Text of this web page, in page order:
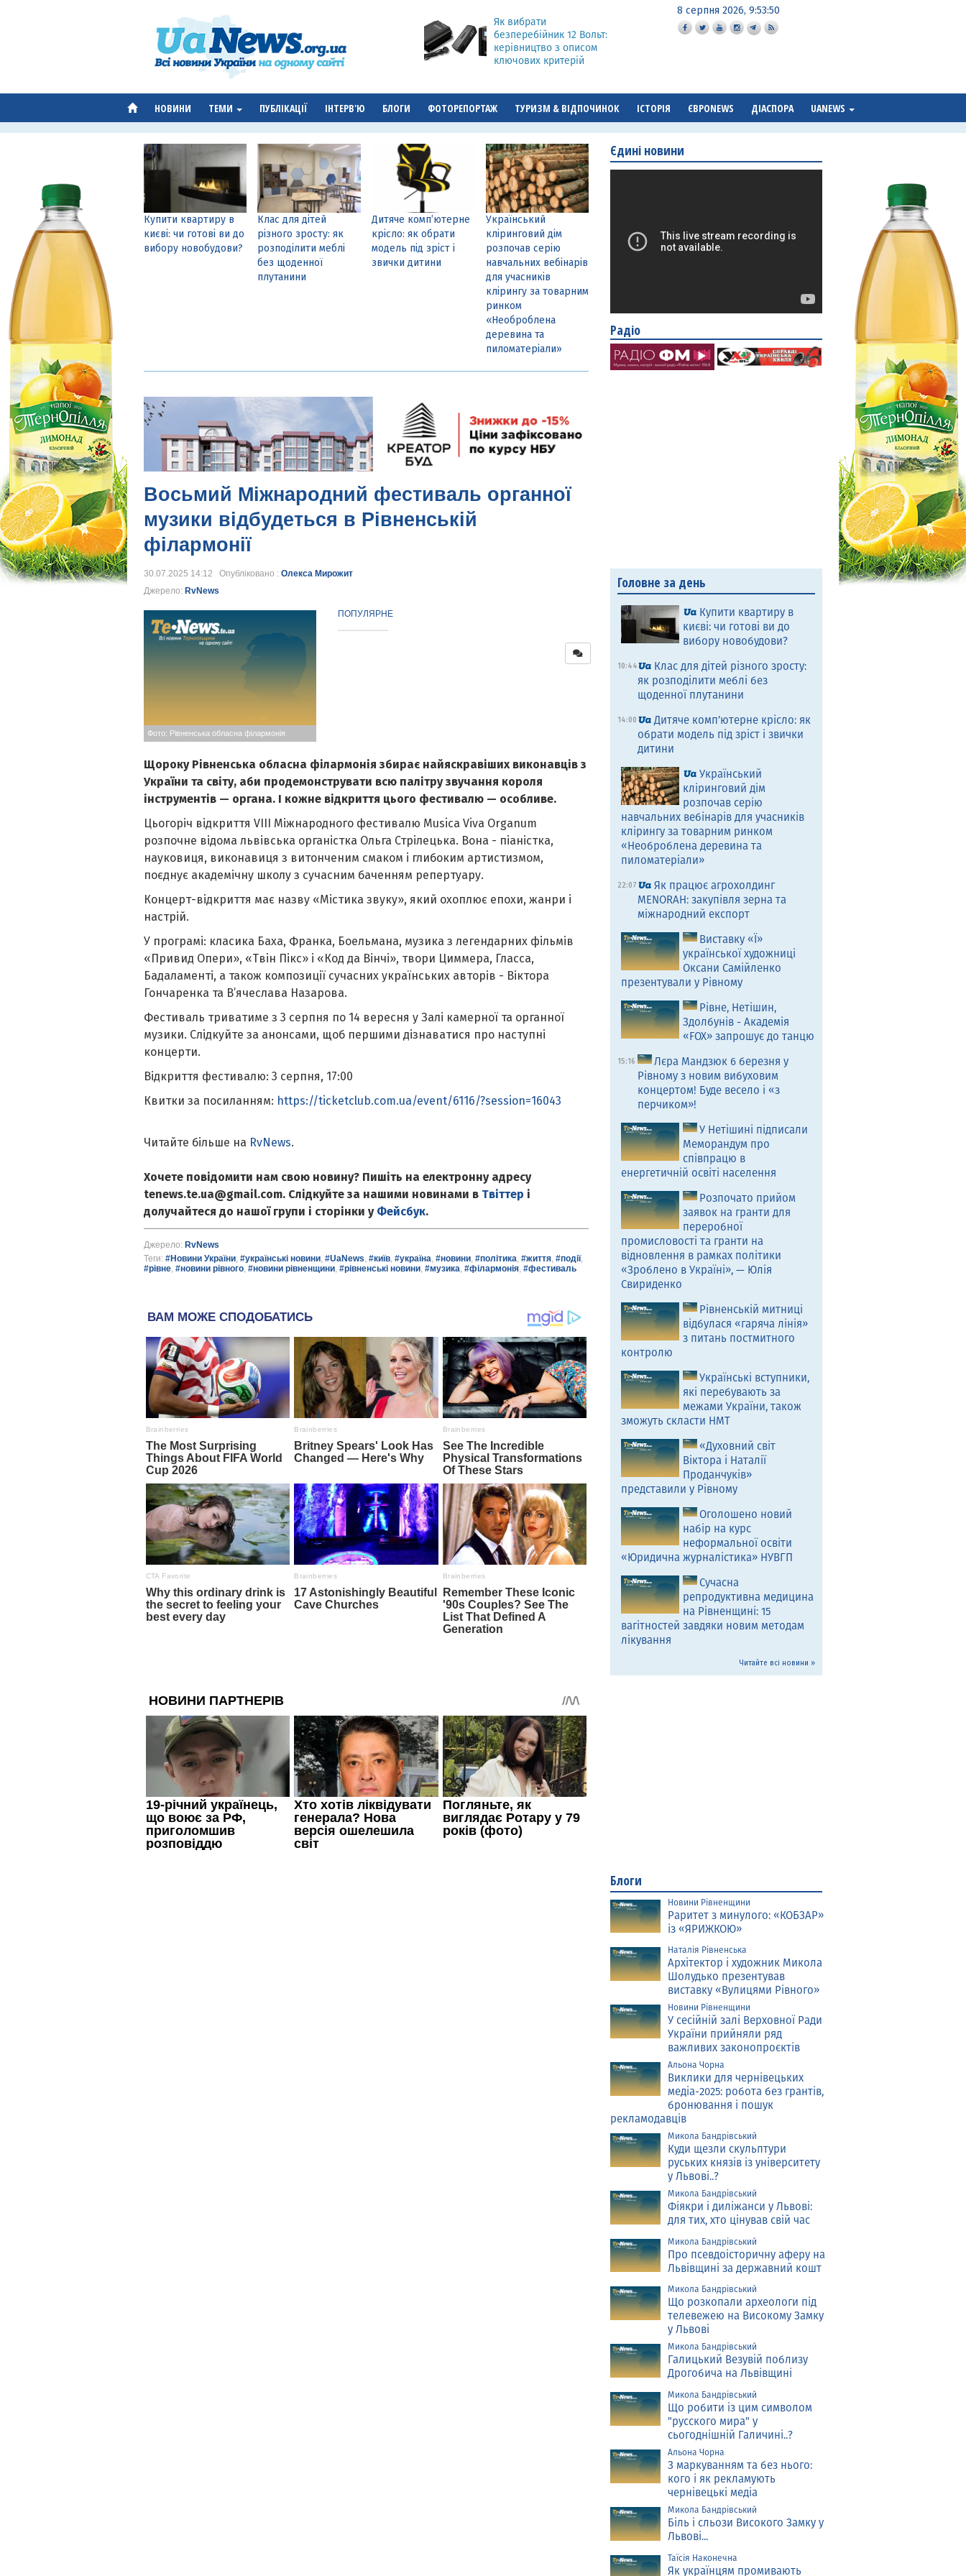
Як вибрати
безперебійник 12 Вольт:
керівництво з описом
ключових критерій
8 серпня 2026, 9:53:51
НОВИНИ ТЕМИ ПУБЛІКАЦІЇ ІНТЕРВ'Ю БЛОГИ ФОТОРЕПОРТАЖ ТУРИЗМ & ВІДПОЧИНОК ІСТОРІЯ ЄВРОNEWS ДІАСПОРА UANEWS
Купити квартиру в
києві: чи готові ви до
вибору новобудови?
Клас для дітей
різного зросту: як
розподілити меблі
без щоденної
плутанини
Дитяче комп’ютерне
крісло: як обрати
модель під зріст і
звички дитини
Український
кліринговий дім
розпочав серію
навчальних вебінарів
для учасників
клірингу за товарним
ринком
«Необроблена
деревина та
пиломатеріали»
Восьмий Міжнародний фестиваль органної
музики відбудеться в Рівненській
філармонії
30.07.2025 14:12 Опубліковано : Олекса Мирожит
Джерело: RvNews
Фото: Рівненська обласна філармонія
ПОПУЛЯРНЕ
Щороку Рівненська обласна філармонія збирає найяскравіших виконавців з
України та світу, аби продемонструвати всю палітру звучання короля
інструментів — органа. І кожне відкриття цього фестивалю — особливе.
Цьогоріч відкриття VIII Міжнародного фестивалю Musica Viva Organum
розпочне відома львівська органістка Ольга Стрілецька. Вона - піаністка,
науковиця, виконавиця з витонченим смаком і глибоким артистизмом,
поєднує академічну школу з сучасним баченням репертуару.
Концерт-відкриття має назву «Містика звуку», який охоплює епохи, жанри і
настрій.
У програмі: класика Баха, Франка, Боельмана, музика з легендарних фільмів
«Привид Опери», «Твін Пікс» і «Код да Вінчі», твори Циммера, Гласса,
Бадаламенті, а також композиції сучасних українських авторів - Віктора
Гончаренка та В’ячеслава Назарова.
Фестиваль триватиме з 3 серпня по 14 вересня у Залі камерної та органної
музики. Слідкуйте за анонсами, щоб першими дізнаватися про наступні
концерти.
Відкриття фестивалю: 3 серпня, 17:00
Квитки за посиланням: https://ticketclub.com.ua/event/6116/?session=16043
Читайте більше на RvNews.
Хочете повідомити нам свою новину? Пишіть на електронну адресу
tenews.te.ua@gmail.com. Слідкуйте за нашими новинами в Твіттер і
долучайтеся до нашої групи і сторінки у Фейсбук.
Джерело: RvNews
Теги: #Новини України, #українські новини, #UaNews, #київ, #україна, #новини, #політика, #життя, #події,
#рівне, #новини рівного, #новини рівненщини, #рівненські новини, #музика, #філармонія, #фестиваль
Єдині новини
Радіо
Головне за день
Купити квартиру в
києві: чи готові ви до
вибору новобудови?
10:44
Клас для дітей різного зросту:
як розподілити меблі без
щоденної плутанини
14:00
Дитяче комп’ютерне крісло: як
обрати модель під зріст і звички
дитини
Український
кліринговий дім
розпочав серію
навчальних вебінарів для учасників
клірингу за товарним ринком
«Необроблена деревина та
пиломатеріали»
22:07
Як працює агрохолдинг
MENORAH: закупівля зерна та
міжнародний експорт
Виставку «Ї»
української художниці
Оксани Самійленко
презентували у Рівному
Рівне, Нетішин,
Здолбунів - Академія
«FOX» запрошує до танцю
15:16
Лєра Мандзюк 6 березня у
Рівному з новим вибуховим
концертом! Буде весело і «з
перчиком»!
У Нетішині підписали
Меморандум про
співпрацю в
енергетичній освіті населення
Розпочато прийом
заявок на гранти для
переробної
промисловості та гранти на
відновлення в рамках політики
«Зроблено в Україні», — Юлія
Свириденко
Рівненській митниці
відбулася «гаряча лінія»
з питань постмитного
контролю
Українські вступники,
які перебувають за
межами України, також
зможуть скласти НМТ
«Духовний світ
Віктора і Наталії
Проданчуків»
представили у Рівному
Оголошено новий
набір на курс
неформальної освіти
«Юридична журналістика» НУВГП
Сучасна
репродуктивна медицина
на Рівненщині: 15
вагітностей завдяки новим методам
лікування
Читайте всі новини »
Блоги
Новини Рівненщини
Раритет з минулого: «КОБЗАР»
із «ЯРИЖКОЮ»
Наталія Рівненська
Архітектор і художник Микола
Шолудько презентував
виставку «Вулицями Рівного»
Новини Рівненщини
У сесійній залі Верховної Ради
України прийняли ряд
важливих законопроєктів
Альона Чорна
Виклики для чернівецьких
медіа-2025: робота без грантів,
бронювання і пошук
рекламодавців
Микола Бандрівський
Куди щезли скульптури
руських князів із університету
у Львові..?
Микола Бандрівський
Фіякри і диліжанси у Львові:
для тих, хто цінував свій час
Микола Бандрівський
Про псевдоісторичну аферу на
Львівщині за державний кошт
Микола Бандрівський
Що розкопали археологи під
телевежею на Високому Замку
у Львові
Микола Бандрівський
Галицький Везувій поблизу
Дрогобича на Львівщині
Микола Бандрівський
Що робити із цим символом
"русского мира" у
сьогоднішній Галичині..?
Альона Чорна
З маркуванням та без нього:
кого і як рекламують
чернівецькі медіа
Микола Бандрівський
Біль і сльози Високого Замку у
Львові...
Таїсія Наконечна
Як українцям промивають